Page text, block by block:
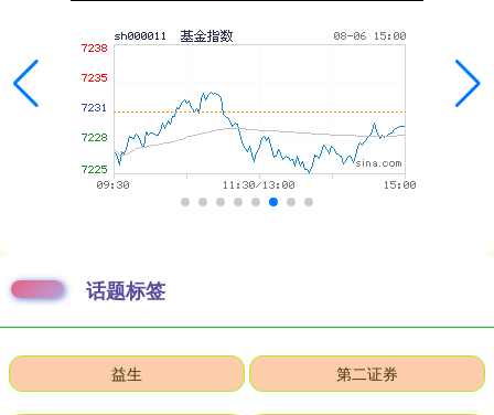
话题标签
益生 第二证券